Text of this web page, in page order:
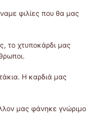
φιλίες που θα μας
το χτυποκάρδι μας
Η καρδιά μας
μας φάνηκε γνώριμο